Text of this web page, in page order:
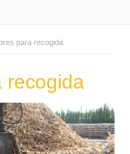
para recogida
recogida